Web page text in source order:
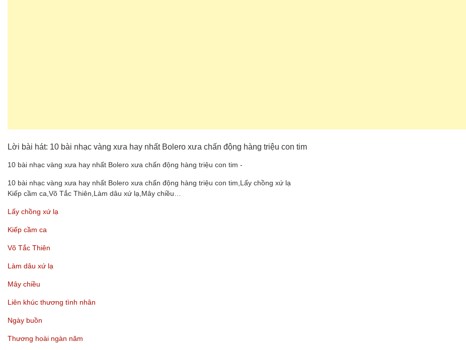
Lời bài hát: 10 bài nhạc vàng xưa hay nhất Bolero xưa chấn động hàng triệu con tim
10 bài nhạc vàng xưa hay nhất Bolero xưa chấn động hàng triệu con tim -
10 bài nhạc vàng xưa hay nhất Bolero xưa chấn động hàng triệu con tim,Lấy chồng xứ lạ
Kiếp cầm ca,Võ Tắc Thiên,Làm dâu xứ lạ,Mây chiều…
Lấy chồng xứ lạ
Kiếp cầm ca
Võ Tắc Thiên
Làm dâu xứ lạ
Mây chiều
Liên khúc thương tình nhân
Ngày buồn
Thương hoài ngàn năm